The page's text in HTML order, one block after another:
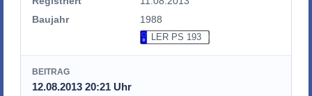
Baujahr
1988
LER PS 193
BEITRAG
12.08.2013 20:21 Uhr